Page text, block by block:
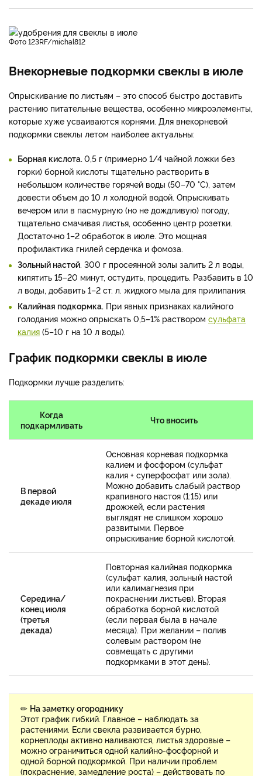
фото 123RF/michal812
Внекорневые подкормки свеклы в июле
Опрыскивание по листьям – это способ быстро доставить
растению питательные вещества, особенно микроэлементы,
которые хуже усваиваются корнями. Для внекорневой
подкормки свеклы летом наиболее актуальны:
Борная кислота. 0,5 г (примерно 1/4 чайной ложки без
горки) борной кислоты тщательно растворить в
небольшом количестве горячей воды (50–70 °C), затем
довести объем до 10 л холодной водой. Опрыскивать
вечером или в пасмурную (но не дождливую) погоду,
тщательно смачивая листья, особенно центр розетки.
Достаточно 1–2 обработок в июле. Это мощная
профилактика гнилей сердечка и фомоза.
Зольный настой. 300 г просеянной золы залить 2 л воды,
кипятить 15–20 минут, остудить, процедить. Разбавить в 10
л воды, добавить 1–2 ст. л. жидкого мыла для прилипания.
Калийная подкормка. При явных признаках калийного
голодания можно опрыскать 0,5–1% раствором сульфата
калия (5–10 г на 10 л воды).
График подкормки свеклы в июле
Подкормки лучше разделить:
Когда
подкармливать
Что вносить
В первой
декаде июля
Основная корневая подкормка
калием и фосфором (сульфат
калия + суперфосфат или зола).
Можно добавить слабый раствор
крапивного настоя (1:15) или
дрожжей, если растения
выглядят не слишком хорошо
развитыми. Первое
опрыскивание борной кислотой.
Середина/
конец июля
(третья
декада)
Повторная калийная подкормка
(сульфат калия, зольный настой
или калимагнезия при
покраснении листьев). Вторая
обработка борной кислотой
(если первая была в начале
месяца). При желании – полив
солевым раствором (не
совмещать с другими
подкормками в этот день).
✏ На заметку огороднику
Этот график гибкий. Главное – наблюдать за
растениями. Если свекла развивается бурно,
корнеплоды активно наливаются, листья здоровые –
можно ограничиться одной калийно-фосфорной и
одной борной подкормкой. При наличии проблем
(покраснение, замедление роста) – действовать по